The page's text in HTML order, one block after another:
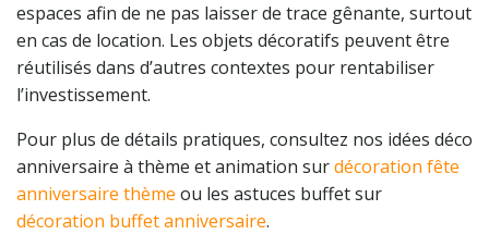
espaces afin de ne pas laisser de trace gênante, surtout
en cas de location. Les objets décoratifs peuvent être
réutilisés dans d’autres contextes pour rentabiliser
l’investissement.
Pour plus de détails pratiques, consultez nos idées déco
anniversaire à thème et animation surdécoration fête
anniversaire thème ou les astuces buffet sur
décoration buffet anniversaire.